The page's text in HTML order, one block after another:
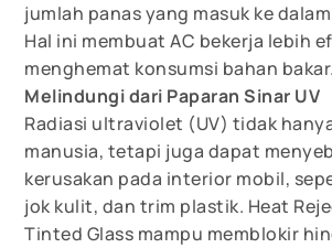
jumlah panas yang masuk ke
Hal ini membuat AC bekerja lebih
menghemat konsumsi bahan bakar.
Melindungi dari Paparan Sinar UV
Radiasi ultraviolet (UV) tidak
manusia, tetapi juga dapat
kerusakan pada interior mobil,
jok kulit, dan trim plastik. Heat
Tinted Glass mampu memblokir